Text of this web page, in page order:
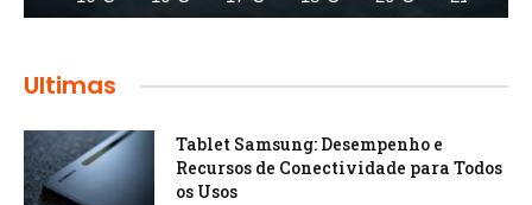
Ultimas
Tablet Samsung: Desempenho e
Recursos de Conectividade para Todos
os Usos